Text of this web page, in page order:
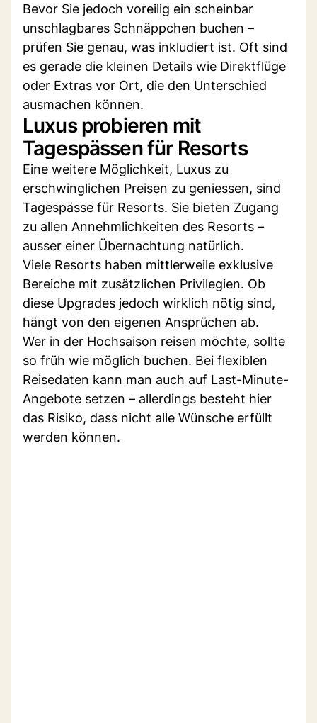
Bevor Sie jedoch voreilig ein scheinbar
unschlagbares Schnäppchen buchen –
prüfen Sie genau, was inkludiert ist. Oft sind
es gerade die kleinen Details wie Direktflüge
oder Extras vor Ort, die den Unterschied
ausmachen können.
Luxus probieren mit
Tagespässen für Resorts
Eine weitere Möglichkeit, Luxus zu
erschwinglichen Preisen zu geniessen, sind
Tagespässe für Resorts. Sie bieten Zugang
zu allen Annehmlichkeiten des Resorts –
ausser einer Übernachtung natürlich.
Viele Resorts haben mittlerweile exklusive
Bereiche mit zusätzlichen Privilegien. Ob
diese Upgrades jedoch wirklich nötig sind,
hängt von den eigenen Ansprüchen ab.
Wer in der Hochsaison reisen möchte, sollte
so früh wie möglich buchen. Bei flexiblen
Reisedaten kann man auch auf Last-Minute-
Angebote setzen – allerdings besteht hier
das Risiko, dass nicht alle Wünsche erfüllt
werden können.